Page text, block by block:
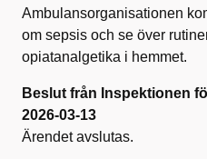
Ambulansorganisationen
om sepsis och se över
opiatanalgetika i hemmet.
Beslut från Inspektionen
2026-03-13
Ärendet avslutas.